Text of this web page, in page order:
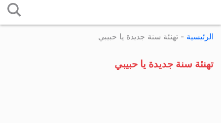
إلى
المحتوى
الرئيسية - تهنئة سنة جديدة يا حبيبي
تهنئة سنة جديدة يا حبيبي